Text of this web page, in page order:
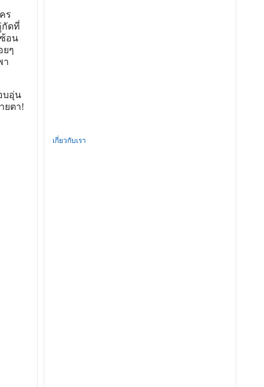
ร
กัดที่
อน
ยๆ
า
บอุ่น
ยตา!
เกี่ยวกับเรา